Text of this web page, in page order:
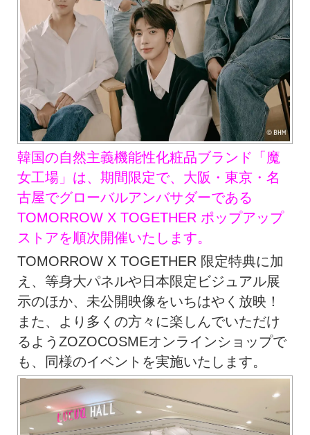
韓国の自然主義機能性化粧品ブランド「魔
女工場」は、期間限定で、大阪・東京・名
古屋でグローバルアンバサダーである
TOMORROW X TOGETHER ポップアップ
ストアを順次開催いたします。
TOMORROW X TOGETHER 限定特典に加
え、等身大パネルや日本限定ビジュアル展
示のほか、未公開映像をいちはやく放映！
また、より多くの方々に楽しんでいただけ
るようZOZOCOSMEオンラインショップで
も、同様のイベントを実施いたします。